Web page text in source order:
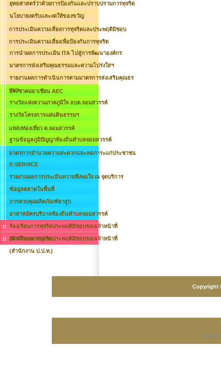
ยุทธศาสตร์ว่าด้วยการป้องกันและปราบปรามการทุจริต
นโยบายงดรับและงดให้ของขวัญ
การประเมินความเสี่ยงการทุจริตและประพฤติมิชอบ
การประเมินความเสี่ยงเพื่อป้องกันการทุจริต
การนำผลการประเมิน ITA ไปสู่การพัฒนาองค์กร
มาตรการส่งเสริมคุณธรรมและความโปร่งใสฯ
รายงานผลการดำเนินการตามมาตรการส่งเสริมคุณธร
รมฯ
ประชาคมอาเซียน AEC
รางวัลแห่งความภาคภูมิใจ อบต.จอมสวรรค์
รางวัลโครงการแผ่นดินธรรมฯ
แหล่งท่องเที่ยว ต.จอมสวรรค์
ฐานข้อมูลภูมิปัญญาท้องถิ่นตำบลจอมสวรรค์
มาตรการอำนวยความสะดวกและลดภาระแก่ประชาชน
E-SERVICE
รายงานผลการประเมินความพึงพอใจ ณ จุดบริการ
ข้อมูลตลาดในพื้นที่
การควบคุมผลิตภัณฑ์ยาสูบ
อาสาสมัครบริบาลท้องถิ่นตำบลจอมสวรรค์
ร้องเรียนการทุจริตประพฤติมิชอบของเจ้าหน้าที่
(สำนักงาน ป.ป.ช.)
ร้องเรียนการทุจริตประพฤติมิชอบของเจ้าหน้าที่
(สำนักงาน ป.ป.ท.)
Copyright